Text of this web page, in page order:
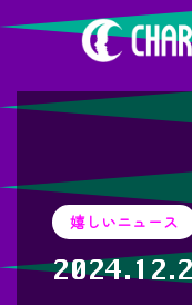
嬉しいニュース